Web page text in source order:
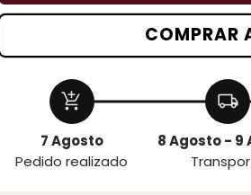
COMPRAR
add_shopping_cart
7 Agosto
Pedido realizado
local_shipping
8 Agosto - 9